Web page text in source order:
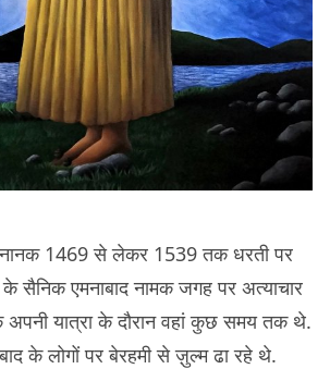
नानक 1469 से लेकर 1539 तक धरती पर
सैनिक एमनाबाद नामक जगह पर अत्याचार
यात्रा के दौरान वहां कुछ समय तक थे.
के लोगों पर बेरहमी से ज़ुल्म ढा रहे थे.